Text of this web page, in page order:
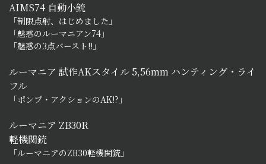
AIMS74 自動小銃
「制限点射、はじめました」
「魅惑のルーマニアン74」
「魅惑の3点バースト!!」
ルーマニア 試作AKスタイル 5,56mm ハンティング・ライ
フル
「ポンプ・アクションのAK!?」
ルーマニア ZB30R
軽機関銃
「ルーマニアのZB30軽機関銃」